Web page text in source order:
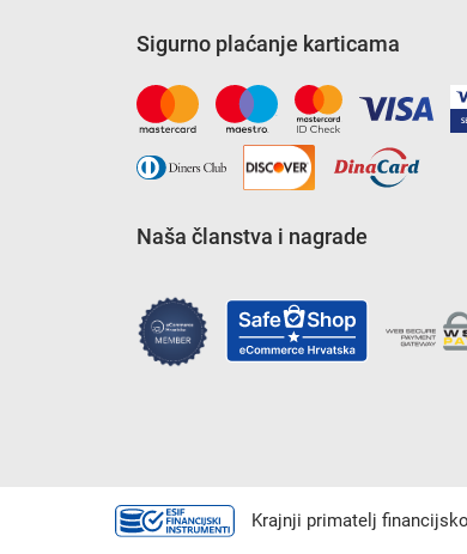
Sigurno plaćanje karticama
Naša članstva i nagrade
Krajnji primatelj